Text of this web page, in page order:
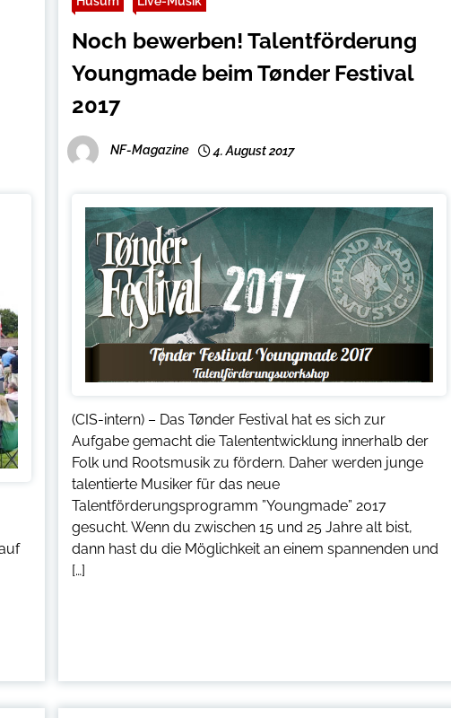
Noch bewerben! Talentförderung
Youngmade beim Tønder Festival
2017
NF-Magazine 4. August 2017
(CIS-intern) – Das Tønder Festival hat es sich zur
Aufgabe gemacht die Talententwicklung innerhalb der
Folk und Rootsmusik zu fördern. Daher werden junge
talentierte Musiker für das neue
Talentförderungsprogramm ”Youngmade” 2017
gesucht. Wenn du zwischen 15 und 25 Jahre alt bist,
dann hast du die Möglichkeit an einem spannenden und
[…]